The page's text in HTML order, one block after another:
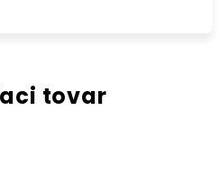
tovar